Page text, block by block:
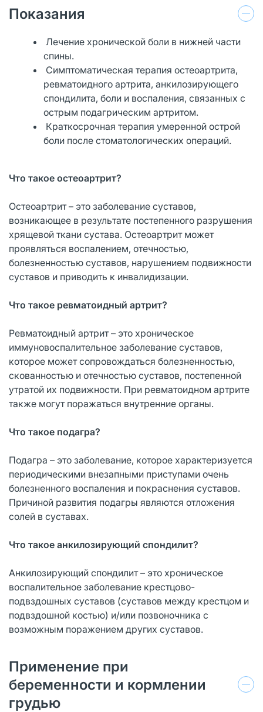
Показания
Лечение хронической боли в нижней части
спины.
Симптоматическая терапия остеоартрита,
ревматоидного артрита, анкилозирующего
спондилита, боли и воспаления, связанных с
острым подагрическим артритом.
Краткосрочная терапия умеренной острой
боли после стоматологических операций.
Что такое остеоартрит?
Остеоартрит – это заболевание суставов,
возникающее в результате постепенного разрушения
хрящевой ткани сустава. Остеоартрит может
проявляться воспалением, отечностью,
болезненностью суставов, нарушением подвижности
суставов и приводить к инвалидизации.
Что такое ревматоидный артрит?
Ревматоидный артрит – это хроническое
иммуновоспалительное заболевание суставов,
которое может сопровождаться болезненностью,
скованностью и отечностью суставов, постепенной
утратой их подвижности. При ревматоидном артрите
также могут поражаться внутренние органы.
Что такое подагра?
Подагра – это заболевание, которое характеризуется
периодическими внезапными приступами очень
болезненного воспаления и покраснения суставов.
Причиной развития подагры являются отложения
солей в суставах.
Что такое анкилозирующий спондилит?
Анкилозирующий спондилит – это хроническое
воспалительное заболевание крестцово-
подвздошных суставов (суставов между крестцом и
подвздошной костью) и/или позвоночника с
возможным поражением других суставов.
Применение при
беременности и кормлении
грудью